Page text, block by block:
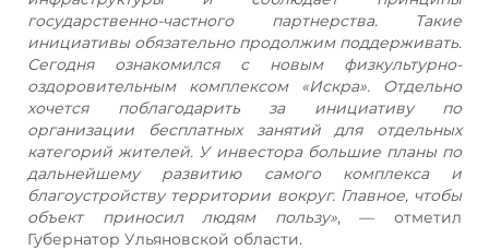
государственно-частного партнерства. Такие
инициативы обязательно продолжим поддерживать.
Сегодня ознакомился с новым физкультурно-
оздоровительным комплексом «Искра». Отдельно
хочется поблагодарить за инициативу по
организации бесплатных занятий для отдельных
категорий жителей. У инвестора большие планы по
дальнейшему развитию самого комплекса и
благоустройству территории вокруг. Главное, чтобы
объект приносил людям пользу», — отметил
Губернатор Ульяновской области.